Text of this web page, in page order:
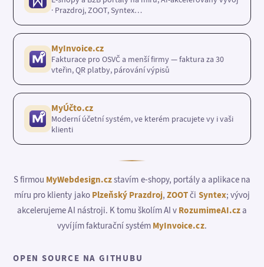
· Prazdroj, ZOOT, Syntex…
MyInvoice.cz
Fakturace pro OSVČ a menší firmy — faktura za 30
vteřin, QR platby, párování výpisů
MyÚčto.cz
Moderní účetní systém, ve kterém pracujete vy i vaši
klienti
S firmou MyWebdesign.czstavím e-shopy, portály a aplikace na
míru pro klienty jako Plzeňský Prazdroj,ZOOTči Syntex; vývoj
akcelerujeme AI nástroji. K tomu školím AI v RozumimeAI.cza
vyvíjím fakturační systém MyInvoice.cz.
OPEN SOURCE NA GITHUBU